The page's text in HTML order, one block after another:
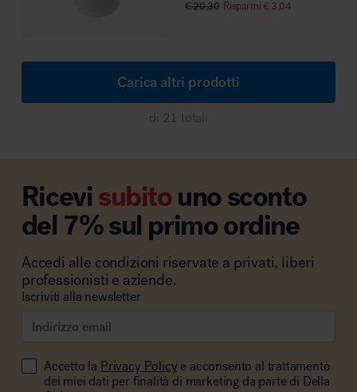
€20,30 Risparmi € 3,04
Carica altri prodotti
di 21 totali
Ricevisubitouno sconto
del 7% sul primo ordine
Accedi alle condizioni riservate a privati, liberi
professionisti e aziende.
Iscriviti alla newsletter
Accetto la Privacy Policy e acconsento al trattamento
dei miei dati per finalità di marketing da parte di Della